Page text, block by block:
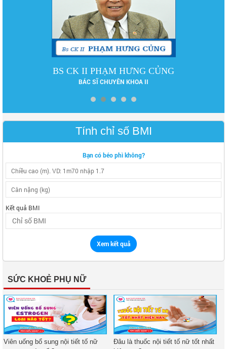
BS CK II PHẠM HƯNG CỦNG
BÁC SĨ CHUYÊN KHOA II
Tính chỉ số BMI
Bạn có béo phì không?
Kết quả BMI
Xem kết quả
SỨC KHOẺ PHỤ NỮ
Viên uống bổ sung nội tiết tố nữ
Đâu là thuốc nội tiết tố nữ tốt nhất